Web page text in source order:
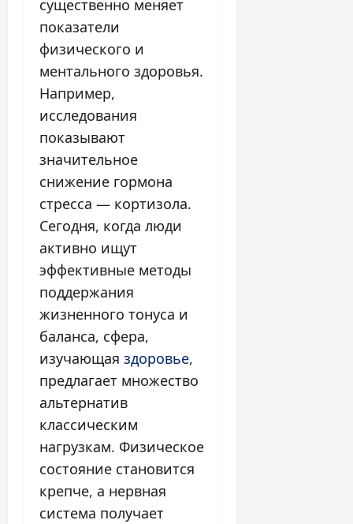
существенно меняет
показатели
физического и
ментального здоровья.
Например,
исследования
показывают
значительное
снижение гормона
стресса — кортизола.
Сегодня, когда люди
активно ищут
эффективные методы
поддержания
жизненного тонуса и
баланса, сфера,
изучающая здоровье,
предлагает множество
альтернатив
классическим
нагрузкам. Физическое
состояние становится
крепче, а нервная
система получает